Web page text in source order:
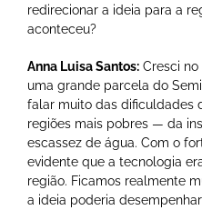
redirecionar a ideia para a
aconteceu?
Anna Luisa Santos: Cresci
uma grande parcela do
falar muito das dificuldades
regiões mais pobres — da
escassez de água. Com o
evidente que a tecnologia
região. Ficamos realmente
a ideia poderia